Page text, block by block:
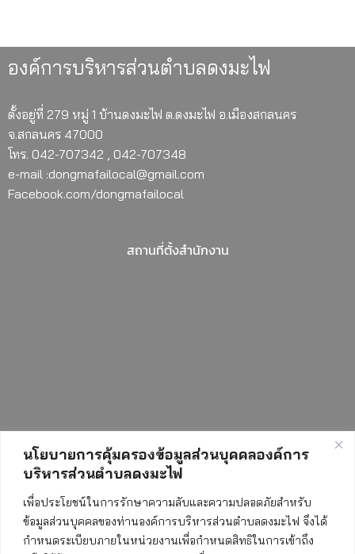
นโยบายการคุ้มครองข้อมูลส่วนบุคคลองค์การ
บริหารส่วนตำบลดงมะไฟ
เพื่อประโยชน์ในการรักษาความลับและความปลอดภัยสำหรับ
ข้อมูลส่วนบุคคลของท่านองค์การบริหารส่วนตำบลดงมะไฟ จึงได้
กำหนดระเบียบภายในหน่วยงานเพื่อกำหนดสิทธิในการเข้าถึง
องค์การบริหารส่วนตำบลดงมะไฟ
ตั้งอยู่ที่ 279 หมู่ 1 บ้านดงมะไฟ ต.ดงมะไฟ อ.เมืองสกลนคร
จ.สกลนคร 47000
โทร. 042-707342 , 042-707348
e-mail :dongmafailocal@gmail.com
Facebook.com/dongmafailocal
สถานที่ตั้งสำนักงาน
สถิติการเข้าชมเว็บไซต์